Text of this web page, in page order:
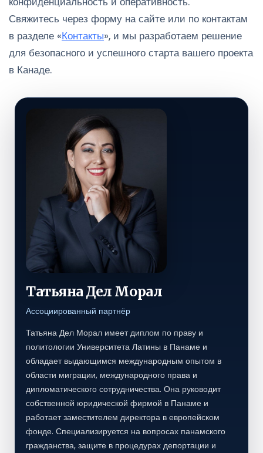
Свяжитесь через форму на сайте или по контактам
в разделе «Контакты», и мы разработаем решение
для безопасного и успешного старта вашего проекта
в Канаде.
Татьяна Дел Морал
Ассоциированный партнёр
Татьяна Дел Морал имеет диплом по праву и
политологии Университета Латины в Панаме и
обладает выдающимся международным опытом в
области миграции, международного права и
дипломатического сотрудничества. Она руководит
собственной юридической фирмой в Панаме и
работает заместителем директора в европейском
фонде. Специализируется на вопросах панамского
гражданства, защите в процедурах депортации и